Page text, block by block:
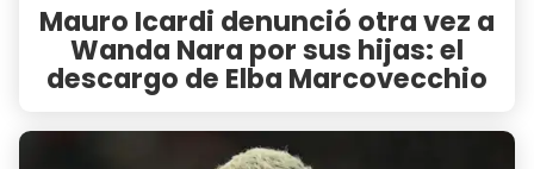
Mauro Icardi denunció otra vez a
Wanda Nara por sus hijas: el
descargo de Elba Marcovecchio